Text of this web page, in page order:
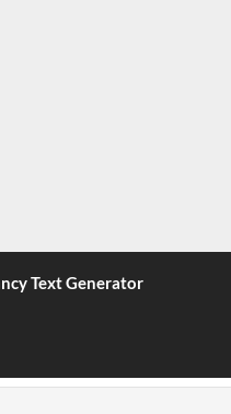
Text Generator